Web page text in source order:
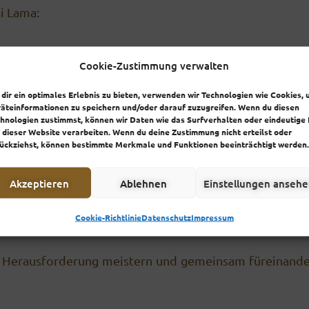
Cookie-Zustimmung verwalten
dir ein optimales Erlebnis zu bieten, verwenden wir Technologien wie Cookies,
zu speichern und/oder darauf zuzugreifen. Wenn du diesen
zustimmst, können wir Daten wie das Surfverhalten oder eindeutige
Website verarbeiten. Wenn du deine Zustimmung nicht erteilst oder
können bestimmte Merkmale und Funktionen beeinträchtigt werden.
Akzeptieren Ablehnen Einstellungen
Cookie-RichtlinieDatenschutzImpressum
Lama:
Deine Arme, aber verliere dabei Deine Werte
Zeit sehr passend. Aber um unsere innerenWerte
in uns reinfühlen um uns unserer Werte wieder zu
brauchen die Ge­meinschaft und können nur mit
ist auch energetisch, auch wenn wir dies
beschimpfen und beschuldigen wir
Wertschätzung, be­gegnenwir uns auch mit
meistern und gemeinsam